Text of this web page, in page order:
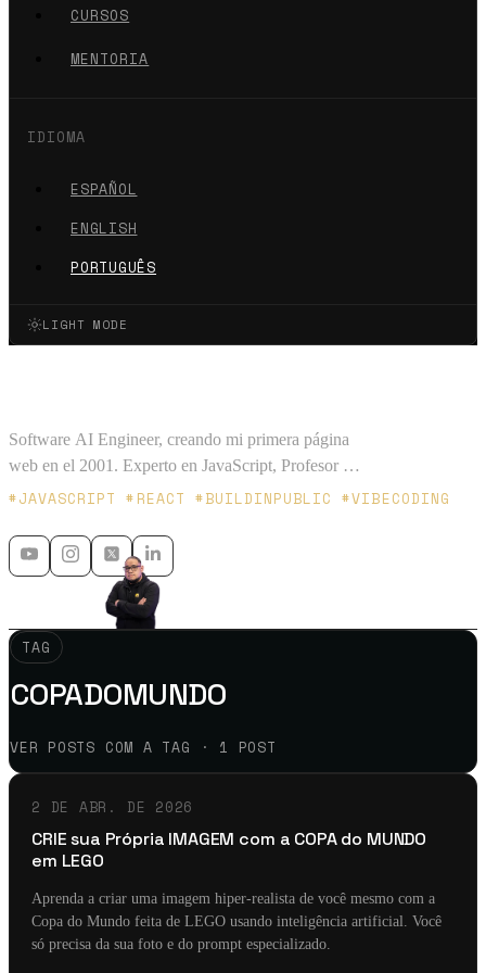
CURSOS
MENTORIA
IDIOMA
ESPAÑOL
ENGLISH
PORTUGUÊS
LIGHT MODE
Software AI Engineer, creando mi primera página
web en el 2001. Experto en JavaScript, Profesor en
Platzi y Microsoft MVP - 🇲🇽 🇨🇴
#JAVASCRIPT #REACT #BUILDINPUBLIC #VIBECODING
TAG
COPADOMUNDO
VER POSTS COM A TAG · 1 POST
2 DE ABR. DE 2026
CRIE sua Própria IMAGEM com a COPA do MUNDO
em LEGO
Aprenda a criar uma imagem hiper-realista de você mesmo com a
Copa do Mundo feita de LEGO usando inteligência artificial. Você
só precisa da sua foto e do prompt especializado.